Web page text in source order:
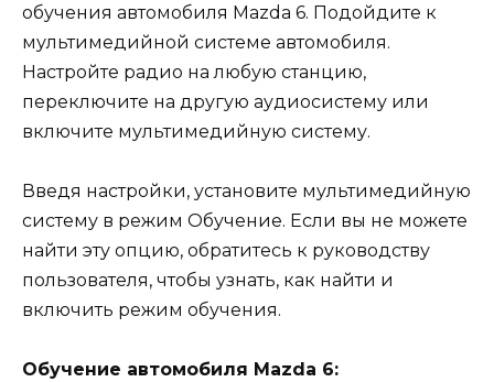
обучения автомобиля Mazda 6. Подойдите к
мультимедийной системе автомобиля.
Настройте радио на любую станцию,
переключите на другую аудиосистему или
включите мультимедийную систему.
Введя настройки, установите мультимедийную
систему в режим Обучение. Если вы не можете
найти эту опцию, обратитесь к руководству
пользователя, чтобы узнать, как найти и
включить режим обучения.
Обучение автомобиля Mazda 6: